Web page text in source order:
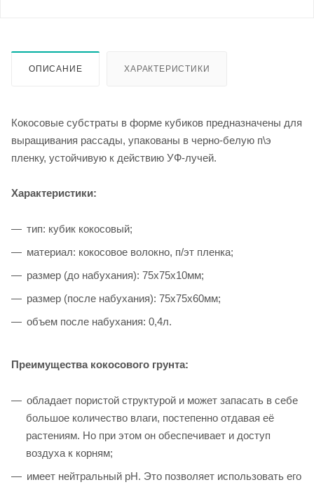
ОПИСАНИЕ ХАРАКТЕРИСТИКИ
Кокосовые субстраты в форме кубиков предназначены для
выращивания рассады, упакованы в черно-белую п\э
пленку, устойчивую к действию УФ-лучей.
Характеристики:
тип: кубик кокосовый;
материал: кокосовое волокно, п/эт пленка;
размер (до набухания): 75х75х10мм;
размер (после набухания): 75х75х60мм;
объем после набухания: 0,4л.
Преимущества кокосового грунта:
обладает пористой структурой и может запасать в себе
большое количество влаги, постепенно отдавая её
растениям. Но при этом он обеспечивает и доступ
воздуха к корням;
имеет нейтральный pH. Это позволяет использовать его